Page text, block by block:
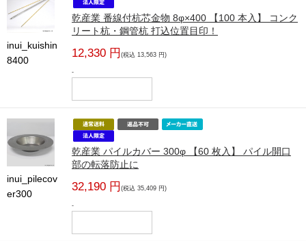
inui_kuishin
8400
乾産業 番線付杭芯金物 8φ×400 【100 本入】 コンク
リート杭・鋼管杭 打込位置目印！
12,330 円 (税込 13,563 円)
-
inui_pilecov
er300
乾産業 パイルカバー 300φ 【60 枚入】 パイル開口
部の転落防止に
32,190 円 (税込 35,409 円)
-